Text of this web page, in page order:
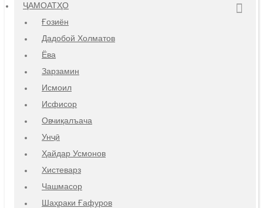
ҶАМОАТҲО
Ғозиён
Дадобой Холматов
Ёва
Зарзамин
Исмоил
Исфисор
Овчиқалъача
Унҷӣ
Ҳайдар Усмонов
Хистеварз
Чашмасор
Шаҳраки Ғафуров